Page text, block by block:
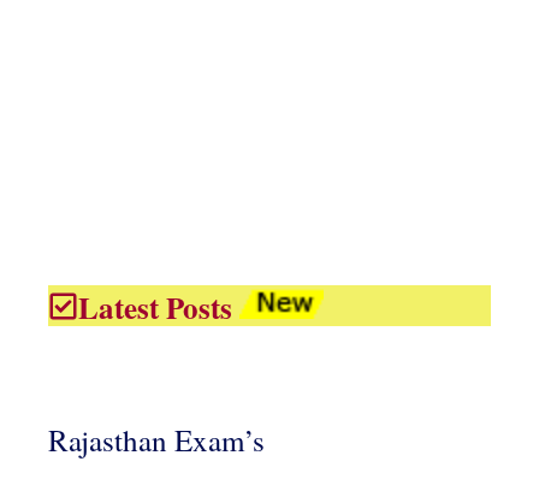
Latest Posts
Rajasthan Exam’s